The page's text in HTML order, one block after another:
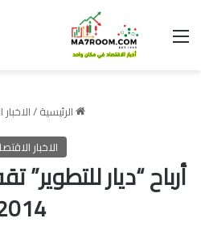
القائمة
الرئيسية/
الاخبار